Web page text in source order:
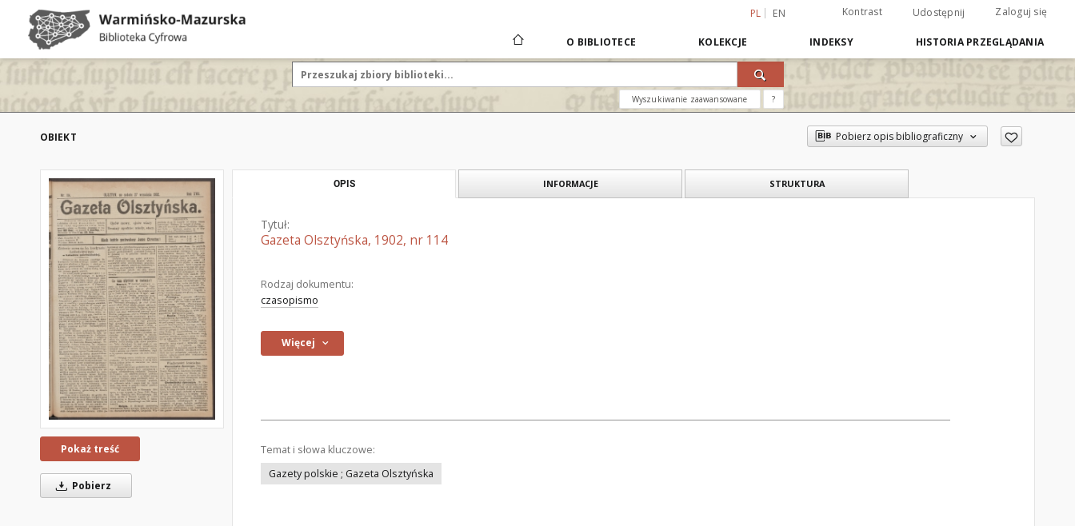
PL EN Kontrast Udostępnij Zaloguj się
O BIBLIOTECE KOLEKCJE INDEKSY HISTORIA PRZEGLĄDANIA
Wyszukiwanie zaawansowane ?
OBIEKT Pobierz opis bibliograficzny
Pokaż treść
Pobierz
OPIS INFORMACJE STRUKTURA
Tytuł:
Gazeta Olsztyńska, 1902, nr 114
Rodzaj dokumentu:
czasopismo
Więcej
Temat i słowa kluczowe:
Gazety polskie ; Gazeta Olsztyńska